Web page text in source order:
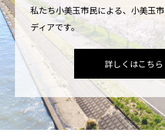
私たち小美玉市民による、小美玉
ディアです。
詳しくはこちら